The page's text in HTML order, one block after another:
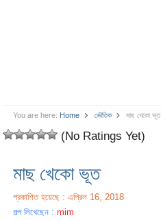
You are here: Home ভৌতিক মাছ খেকো ভূত
(No Ratings Yet)
মাছ খেকো ভূত
প্রকাশিত হয়েছে : এপ্রিল 16, 2018
গল্প লিখেছেন :mim